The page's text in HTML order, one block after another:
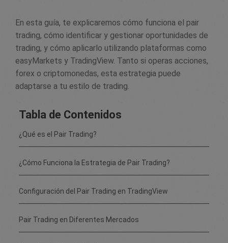
En esta guía, te explicaremos cómo funciona el pair
trading, cómo identificar y gestionar oportunidades de
trading, y cómo aplicarlo utilizando plataformas como
easyMarkets y TradingView. Tanto si operas acciones,
forex o criptomonedas, esta estrategia puede
adaptarse a tu estilo de trading.
Tabla de Contenidos
¿Qué es el Pair Trading?
¿Cómo Funciona la Estrategia de Pair Trading?
Configuración del Pair Trading en TradingView
Pair Trading en Diferentes Mercados